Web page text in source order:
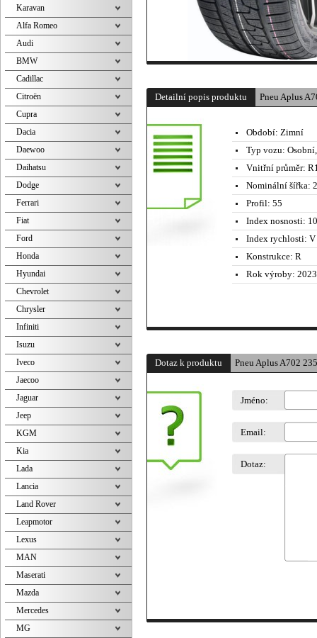
Detailní popis produktu Pneu Aplus
Období: Zimní
Typ vozu:
Vnitřní průměr:
Nominální šířka:
Profil: 55
Index nosnosti:
Index rychlosti: V
Konstrukce: R
Rok výroby:
Dotaz k produktu Pneu Aplus A702
Jméno:
Email:
Dotaz:
Karavan
Alfa Romeo
Audi
BMW
Cadillac
Citroën
Cupra
Dacia
Daewoo
Daihatsu
Dodge
Ferrari
Fiat
Ford
Honda
Hyundai
Chevrolet
Chrysler
Infiniti
Isuzu
Iveco
Jaecoo
Jaguar
Jeep
KGM
Kia
Lada
Lancia
Land Rover
Leapmotor
Lexus
MAN
Maserati
Mazda
Mercedes
MG